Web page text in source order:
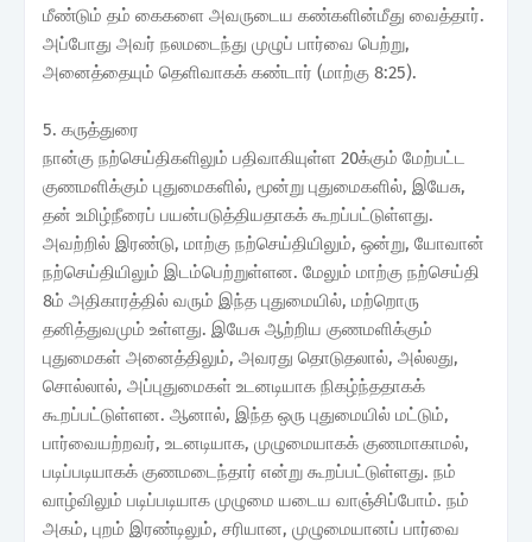
மீண்டும் தம் கைகளை அவருடைய கண்களின்மீது வைத்தார்.
அப்போது அவர் நலமடைந்து முழுப் பார்வை பெற்று,
அனைத்தையும் தெளிவாகக் கண்டார் (மாற்கு 8:25).
5. கருத்துரை
நான்கு நற்செய்திகளிலும் பதிவாகியுள்ள 20க்கும் மேற்பட்ட
குணமளிக்கும் புதுமைகளில், மூன்று புதுமைகளில், இயேசு,
தன் உமிழ்நீரைப் பயன்படுத்தியதாகக் கூறப்பட்டுள்ளது.
அவற்றில் இரண்டு, மாற்கு நற்செய்தியிலும், ஒன்று, யோவான்
நற்செய்தியிலும் இடம்பெற்றுள்ளன. மேலும் மாற்கு நற்செய்தி
8ம் அதிகாரத்தில் வரும் இந்த புதுமையில், மற்றொரு
தனித்துவமும் உள்ளது. இயேசு ஆற்றிய குணமளிக்கும்
புதுமைகள் அனைத்திலும், அவரது தொடுதலால், அல்லது,
சொல்லால், அப்புதுமைகள் உடனடியாக நிகழ்ந்ததாகக்
கூறப்பட்டுள்ளன. ஆனால், இந்த ஒரு புதுமையில் மட்டும்,
பார்வையற்றவர், உடனடியாக, முழுமையாகக் குணமாகாமல்,
படிப்படியாகக் குணமடைந்தார் என்று கூறப்பட்டுள்ளது. நம்
வாழ்விலும் படிப்படியாக முழுமை யடைய வாஞ்சிப்போம். நம்
அகம், புறம் இரண்டிலும், சரியான, முழுமையானப் பார்வை